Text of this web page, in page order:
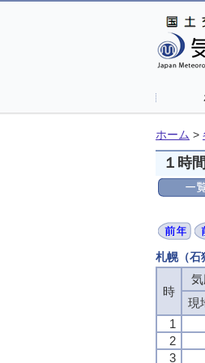
ホーム >
１時
札幌（
時
現
1
2
3